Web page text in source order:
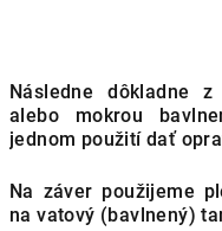
Následne dôkladne
alebo mokrou
jednom použití dať
Na záver použijeme
na vatový (bavlnený)